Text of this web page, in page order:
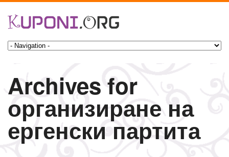
Archives for
организиране на
ергенски партита